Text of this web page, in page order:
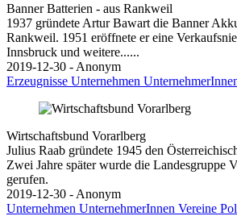
Banner Batterien - aus Rankweil
1937 gründete Artur Bawart die Banner
Rankweil. 1951 eröffnete er eine
Innsbruck und weitere......
2019-12-30 - Anonym
Erzeugnisse Unternehmen
Wirtschaftsbund Vorarlberg
Julius Raab gründete 1945 den
Zwei Jahre später wurde die Landesgruppe
gerufen.
2019-12-30 - Anonym
Unternehmen UnternehmerInnen Vereine